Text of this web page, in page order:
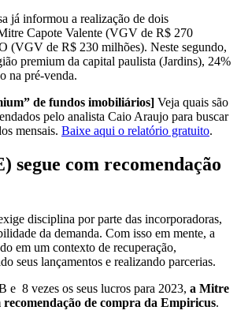
já informou a realização de dois
Capote Valente (VGV de R$ 270
(VGV de R$ 230 milhões). Neste segundo,
premium da capital paulista (Jardins), 24%
na pré-venda.
de fundos imobiliários] Veja quais são
pelo analista Caio Araujo para buscar
mensais. Baixe aqui o relatório gratuito.
com recomendação
disciplina por parte das incorporadoras,
da demanda. Com isso em mente, a
em um contexto de recuperação,
seus lançamentos e realizando parcerias.
e 8 vezes os seus lucros para 2023, a Mitre
de compra da Empiricus.